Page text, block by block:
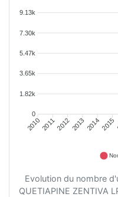
9.13k
7.30k
5.47k
3.65k
1.82k
0
2010201120122013 20142015
Evolution du nombre
QUETIAPINE ZENTIVA